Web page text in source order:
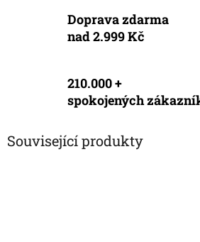
Doprava zdarma
nad 2.999 Kč
210.000 +
spokojených
Související produkty